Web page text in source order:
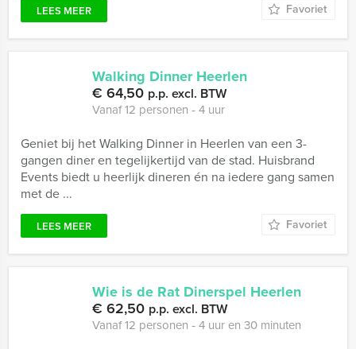
LEES MEER Favoriet
Walking Dinner Heerlen
€ 64,50 p.p. excl. BTW
Vanaf 12 personen ‐ 4 uur
Geniet bij het Walking Dinner in Heerlen van een 3-
gangen diner en tegelijkertijd van de stad. Huisbrand
Events biedt u heerlijk dineren én na iedere gang samen
met de ...
LEES MEER Favoriet
Wie is de Rat Dinerspel Heerlen
€ 62,50 p.p. excl. BTW
Vanaf 12 personen ‐ 4 uur en 30 minuten